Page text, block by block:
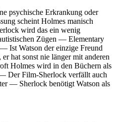
psychische Erkrankung oder
scheint Holmes manisch
wird das ein wenig
Zügen — Elementary
— Ist Watson der einzige Freund
hat sonst nie länger mit anderen
Holmes wird in den Büchern als
— Der Film-Sherlock verfällt auch
— Sherlock benötigt Watson als